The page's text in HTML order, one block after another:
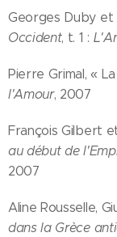
Georges Duby
Occident, t. 1 :
Pierre Grimal, «
l'Amour, 2007
François Gilbert
au début de
2007
Aline Rousselle,
dans la Grèce